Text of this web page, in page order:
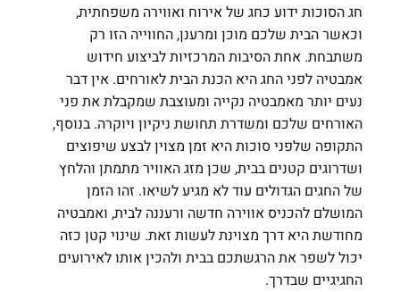
חג הסוכות ידוע כחג של אירוח ואווירה משפחתית,
וכאשר הבית שלכם מוכן ומרענן, החווייה הזו רק
משתבחת. אחת הסיבות המרכזיות לביצוע חידוש
אמבטיה לפני החג היא הכנת הבית לאורחים. אין דבר
נעים יותר מאמבטיה נקייה ומעוצבת שמקבלת את פני
האורחים שלכם ומשדרת תחושת ניקיון ויוקרה. בנוסף,
התקופה שלפני סוכות היא זמן מצוין לבצע שיפוצים
ושדרוגים קטנים בבית, שכן מזג האוויר מתמתן והלחץ
של החגים הגדולים עוד לא מגיע לשיאו. זהו הזמן
המושלם להכניס אווירה חדשה ורעננה לבית, ואמבטיה
מחודשת היא דרך מצוינת לעשות זאת. שינוי קטן כזה
יכול לשפר את הרגשתכם בבית ולהכין אותו לאירועים
החגיגיים שבדרך.